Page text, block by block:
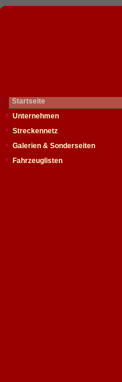
Startseite
Unternehmen
Streckennetz
Galerien & Sonderseiten
Fahrzeuglisten